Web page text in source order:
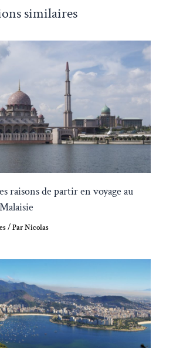
similaires
raisons de partir en voyage au
/ ParNicolas